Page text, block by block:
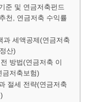
준 및 연금저축펀드
천, 연금저축 수익률
과 세액공제(연금저축
산)
방법(연금저축 이
금저축보험)
절세 전략(연금저축